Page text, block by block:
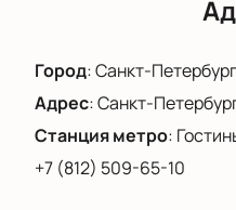
Город:Санкт-Петербург
Адрес:Санкт-
Станция метро:
+7 (812) 509-65-10